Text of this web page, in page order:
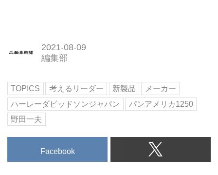
2021-08-09
編集部
TOPICS 考えるリーダー 新製品
メーカー
ハーレーダビッドソンジャパン
パンアメリカ1250
野田一夫
Facebook